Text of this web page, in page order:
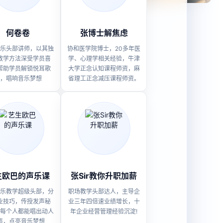
何卷卷
头部讲师，以其独
学方法深受学员喜
助学员解锁悦耳歌
唱响音乐梦想
张博士解焦虑
协和医学院博士，20多年医
学、心理学相关经验，牛津
大学正念认知课程师资，麻
省理工正念减压课程师资。
巴的声乐课
教学超级头部，分
技巧，传授发声秘
个人都能唱出动人
，点亮音乐梦想
张Sir教你升职加薪
职场教学头部达人，主导企
业三年四倍速业绩增长，十
年企业经营管理经验沉淀!